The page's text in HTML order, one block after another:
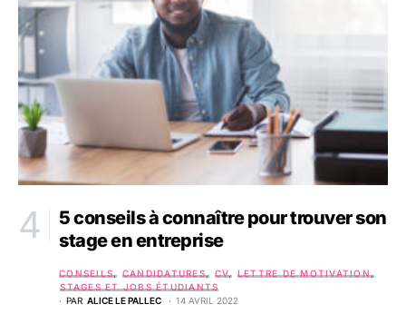
5 conseils à connaître pour trouver son
stage en entreprise
CONSEILS CANDIDATURES CV
LETTRE DE MOTIVATION
STAGES ET JOBS ÉTUDIANTS
PAR ALICE LE PALLEC 14 AVRIL 2022